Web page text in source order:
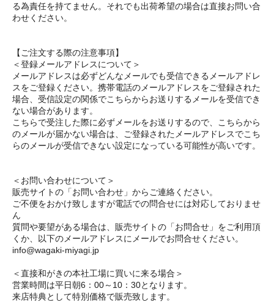
る為責任を持てません。それでも出荷希望の場合は直接お問い合
わせください。
【ご注文する際の注意事項】
＜登録メールアドレスについて＞
メールアドレスは必ずどんなメールでも受信できるメールアドレ
スをご登録ください。携帯電話のメールアドレスをご登録された
場合、受信設定の関係でこちらからお送りするメールを受信でき
ない場合があります。
こちらで受注した際に必ずメールをお送りするので、こちらから
のメールが届かない場合は、ご登録されたメールアドレスでこち
らのメールが受信できない設定になっている可能性が高いです。
＜お問い合わせについて＞
販売サイトの「お問い合わせ」からご連絡ください。
ご不便をおかけ致しますが電話での問合せには対応しておりませ
ん
質問や要望がある場合は、販売サイトの「お問合せ」をご利用頂
くか、以下のメールアドレスにメールでお問合せください。
info@wagaki-miyagi.jp
＜直接和がきの本社工場に買いに来る場合＞
営業時間は平日朝6：00～10：30となります。
来店特典として特別価格で販売致します。